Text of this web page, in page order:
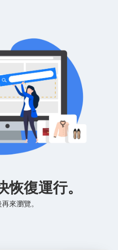
復運行。
來瀏覽。